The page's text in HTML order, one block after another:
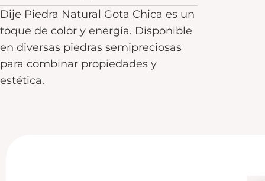
Dije Piedra Natural Gota Chica es un
toque de color y energía. Disponible
en diversas piedras semipreciosas
para combinar propiedades y
estética.